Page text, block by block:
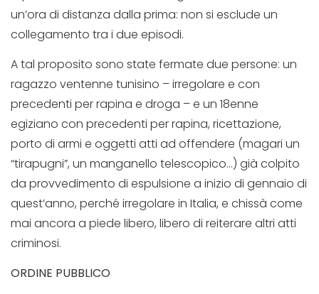
un’ora di distanza dalla prima: non si esclude un
collegamento tra i due episodi.
A tal proposito sono state fermate due persone: un
ragazzo ventenne tunisino – irregolare e con
precedenti per rapina e droga – e un 18enne
egiziano con precedenti per rapina, ricettazione,
porto di armi e oggetti atti ad offendere (magari un
“tirapugni”, un manganello telescopico…) già colpito
da provvedimento di espulsione a inizio di gennaio di
quest’anno, perché irregolare in Italia, e chissà come
mai ancora a piede libero, libero di reiterare altri atti
criminosi.
ORDINE PUBBLICO